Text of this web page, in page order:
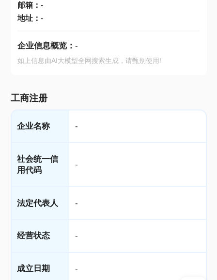
邮箱： -
地址： -
企业信息概览： -
如上信息由AI大模型全网搜索生成，请甄别使用!
工商注册
企业名称 -
社会统一信
用代码
-
法定代表人 -
经营状态 -
成立日期 -